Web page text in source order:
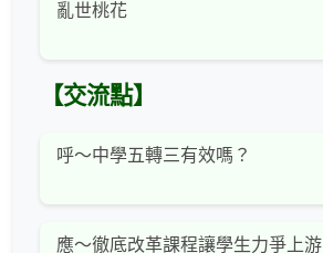
亂世桃花
【交流點】
呼～中學五轉三有效嗎？
應～徹底改革課程讓學生力爭上游